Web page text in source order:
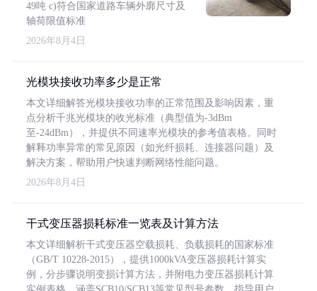
49吨 c)符合国家道路车辆外廓尺寸及
轴荷限值标准
2026年8月4日
光模块接收功率多少是正常
本文详细解答光模块接收功率的正常范围及影响因素，重
点分析千兆光模块的收光标准（典型值为-3dBm
至-24dBm），并提供不同速率光模块的参考值表格。同时
解释功率异常的常见原因（如光纤损耗、连接器问题）及
解决方案，帮助用户快速判断网络性能问题。
2026年8月4日
干式变压器损耗标准一览表及计算方法
本文详细解析干式变压器空载损耗、负载损耗的国家标准
（GB/T 10228-2015），提供1000kVA变压器损耗计算实
例，分步骤说明变损计算方法，并附电力变压器损耗计算